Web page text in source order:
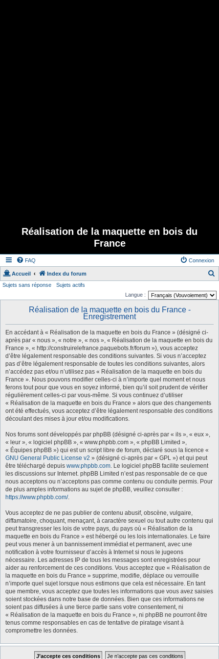
Réalisation de la maquette en bois du
France
FAQ Connexion
Accueil Index du forum
Sujets sans réponse
Sujets actifs
Langue :
Réalisation de la maquette en bois du France -
Enregistrement
En accédant à « Réalisation de la maquette en bois du France » (désigné ci-
après par « nous », « notre », « nos », « Réalisation de la maquette en bois du
France », « http://construirelefrance.paquebots.fr/forum »), vous acceptez
d’être légalement responsable des conditions suivantes. Si vous n’acceptez
pas d’être légalement responsable de toutes les conditions suivantes, alors
n’accédez pas et/ou n’utilisez pas « Réalisation de la maquette en bois du
France ». Nous pouvons modifier celles-ci à n’importe quel moment et nous
ferons tout pour que vous en soyez informé, bien qu’il soit prudent de vérifier
régulièrement celles-ci par vous-même. Si vous continuez d’utiliser
« Réalisation de la maquette en bois du France » alors que des changements
ont été effectués, vous acceptez d’être légalement responsable des conditions
découlant des mises à jour et/ou modifications.
Nos forums sont développés par phpBB (désigné ci-après par « ils », « eux »,
« leur », « logiciel phpBB », « www.phpbb.com », « phpBB Limited »,
« Équipes phpBB ») qui est un script libre de forum, déclaré sous la licence «
GNU General Public License v2 » (désigné ci-après par « GPL ») et qui peut
être téléchargé depuis www.phpbb.com. Le logiciel phpBB facilite seulement
les discussions sur Internet. phpBB Limited n’est pas responsable de ce que
nous acceptons ou n’acceptons pas comme contenu ou conduite permis. Pour
de plus amples informations au sujet de phpBB, veuillez consulter :
https://www.phpbb.com/.
Vous acceptez de ne pas publier de contenu abusif, obscène, vulgaire,
diffamatoire, choquant, menaçant, à caractère sexuel ou tout autre contenu qui
peut transgresser les lois de votre pays, du pays où « Réalisation de la
maquette en bois du France » est hébergé ou les lois internationales. Le faire
peut vous mener à un bannissement immédiat et permanent, avec une
notification à votre fournisseur d’accès à Internet si nous le jugeons
nécessaire. Les adresses IP de tous les messages sont enregistrées pour
aider au renforcement de ces conditions. Vous acceptez que « Réalisation de
la maquette en bois du France » supprime, modifie, déplace ou verrouille
n’importe quel sujet lorsque nous estimons que cela est nécessaire. En tant
que membre, vous acceptez que toutes les informations que vous avez saisies
soient stockées dans notre base de données. Bien que ces informations ne
soient pas diffusées à une tierce partie sans votre consentement, ni
« Réalisation de la maquette en bois du France », ni phpBB ne pourront être
tenus comme responsables en cas de tentative de piratage visant à
compromettre les données.